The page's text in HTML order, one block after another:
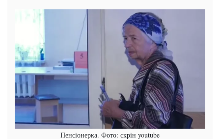
Пенсіонерка. Фото: скрін youtube